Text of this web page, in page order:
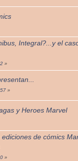
Integral?...y el
2 »
57 »
y Heroes Marvel
de cómics
»